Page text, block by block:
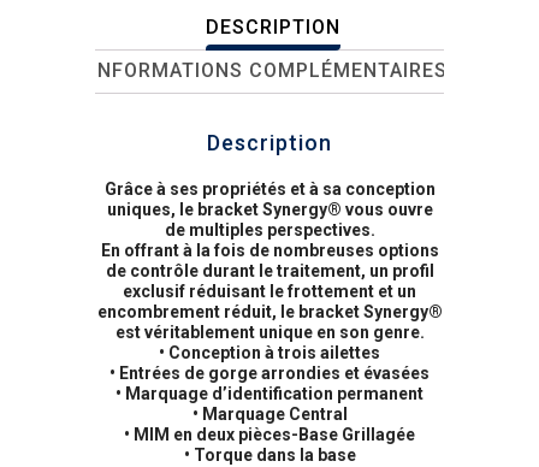
DESCRIPTION
INFORMATIONS COMPLÉMENTAIRES
Description
Grâce à ses propriétés et à sa conception
uniques, le bracket Synergy® vous ouvre
de multiples perspectives.
En offrant à la fois de nombreuses options
de contrôle durant le traitement, un profil
exclusif réduisant le frottement et un
encombrement réduit, le bracket Synergy®
est véritablement unique en son genre.
• Conception à trois ailettes
• Entrées de gorge arrondies et évasées
• Marquage d’identification permanent
• Marquage Central
• MIM en deux pièces-Base Grillagée
• Torque dans la base